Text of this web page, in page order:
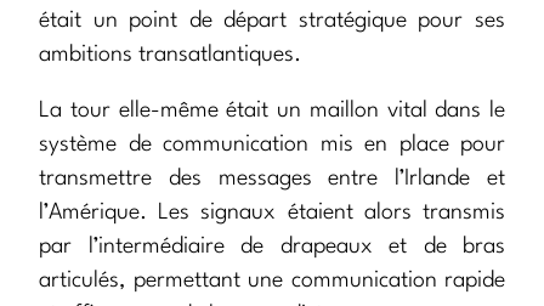
était un point de départ stratégique pour ses
ambitions transatlantiques.
La tour elle-même était un maillon vital dans le
système de communication mis en place pour
transmettre des messages entre l’Irlande et
l’Amérique. Les signaux étaient alors transmis
par l’intermédiaire de drapeaux et de bras
articulés, permettant une communication rapide